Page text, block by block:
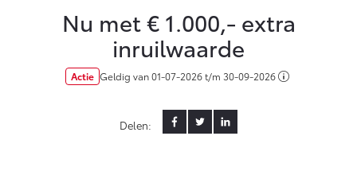
Klantbeoordelingen
Klachtenprocedure
Sponsorbeleid
Vanaf € 27.195,-
Urban Cruiser
BATTERIJ-ELEKTRISCH
Onderhoud
Service & Onderhoud
Werkplaatsafspraak
Diensten
Nu met € 1.000,- extra
inruilwaarde
Actie Geldig van01-07-2026t/m 30-09-2026
Delen: